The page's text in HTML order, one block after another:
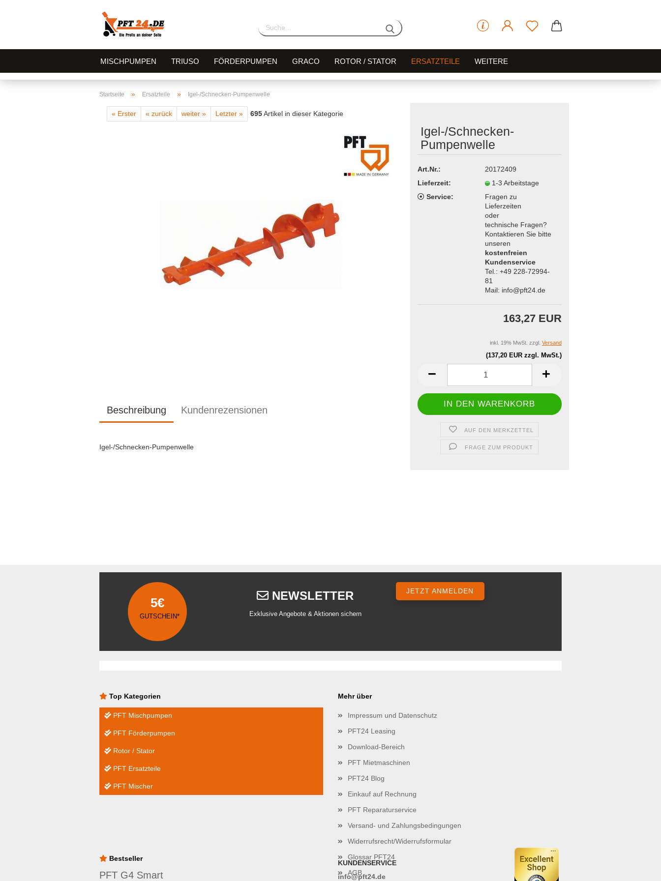
MISCHPUMPEN TRIUSO FÖRDERPUMPEN GRACO ROTOR / STATOR ERSATZTEILE WEITERE
Startseite » Ersatzteile » Igel-/Schnecken-Pumpenwelle
« Erster « zurück weiter » Letzter » 695Artikel in dieser Kategorie
Igel-/Schnecken-
Pumpenwelle
Art.Nr.:
20172409
Lieferzeit:
1-3 Arbeitstage
Service:
Fragen zu
Lieferzeiten
oder
technische Fragen?
Kontaktieren Sie bitte
unseren
kostenfreien
Kundenservice
Tel.: +49 228-72994-
81
Mail: info@pft24.de
163,27 EUR
(137,20 EUR zzgl. MwSt.)
inkl. 19% MwSt. zzgl. Versand
AUF DEN MERKZETTEL
FRAGE ZUM PRODUKT
Beschreibung Kundenrezensionen
Igel-/Schnecken-Pumpenwelle
5€
GUTSCHEIN*
NEWSLETTER
Exklusive Angebote & Aktionen sichern
JETZT ANMELDEN
Top Kategorien
PFT Mischpumpen
PFT Förderpumpen
Rotor / Stator
PFT Ersatzteile
PFT Mischer
Mehr über
Impressum und Datenschutz
PFT24 Leasing
Download-Bereich
PFT Mietmaschinen
PFT24 Blog
Einkauf auf Rechnung
PFT Reparaturservice
Versand- und Zahlungsbedingungen
Widerrufsrecht/Widerrufsformular
Glossar PFT24
AGB
Bestseller
PFT G4 Smart
KUNDENSERVICE
info@pft24.de